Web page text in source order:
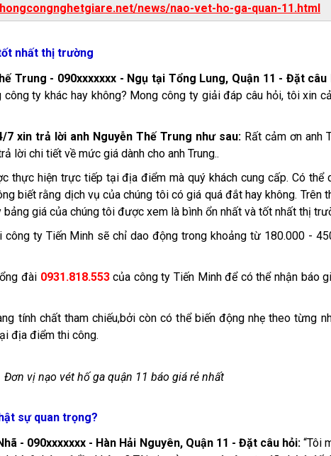
news/nao-vet-ho-ga-quan-11.html
nhất thị trường
Trung - 090xxxxxxx - Ngụ tại Tổng Lung, Quận 11 - Đặt câu
công ty khác hay không? Mong công ty giải đáp câu hỏi, tôi xin
xin trả lời anh Nguyễn Thế Trung như sau: Rất cảm ơn anh
lời chi tiết về mức giá dành cho anh Trung..
thực hiện trực tiếp tại địa điểm mà quý khách cung cấp. Có thể
biết rằng dịch vụ của chúng tôi có giá quá đắt hay không. Trên
giá của chúng tôi được xem là bình ổn nhất và tốt nhất thị
công ty Tiến Minh sẽ chỉ dao động trong khoảng từ 180.000 -
đài 0931.818.553của công ty Tiến Minh để có thể nhận báo
tính chất tham chiếu,bởi còn có thể biến động nhẹ theo từng
địa điểm thi công.
Đơn vị nạo vét hố ga quận 11 báo giá rẻ nhất
sự quan trọng?
- 090xxxxxxx - Hàn Hải Nguyên, Quận 11 - Đặt câu hỏi: “Tôi